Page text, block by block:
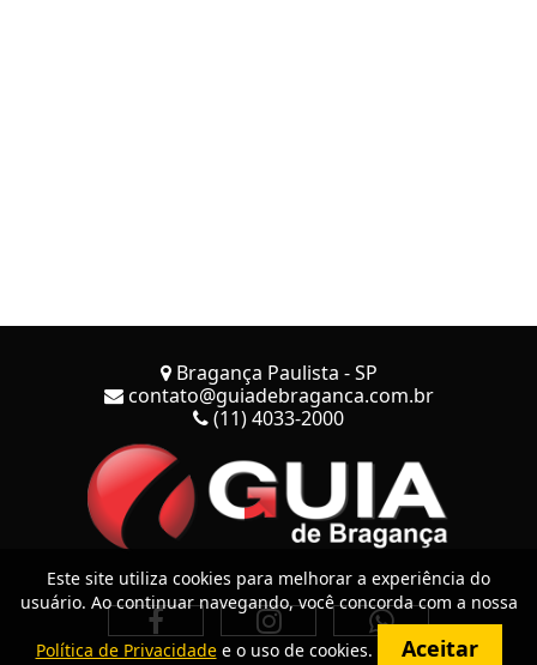
Bragança Paulista - SP
contato@guiadebraganca.com.br
(11) 4033-2000
Este site utiliza cookies para melhorar a experiência do
usuário. Ao continuar navegando, você concorda com a nossa
Política de Privacidadee o uso de cookies. Aceitar